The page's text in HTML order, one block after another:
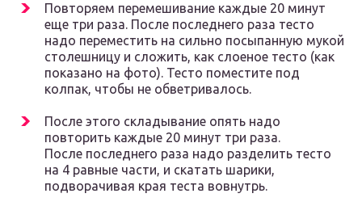
Повторяем перемешивание каждые 20 минут
еще три раза. После последнего раза тесто
надо переместить на сильно посыпанную мукой
столешницу и сложить, как слоеное тесто (как
показано на фото). Тесто поместите под
колпак, чтобы не обветривалось.
После этого складывание опять надо
повторить каждые 20 минут три раза.
После последнего раза надо разделить тесто
на 4 равные части, и скатать шарики,
подворачивая края теста вовнутрь.